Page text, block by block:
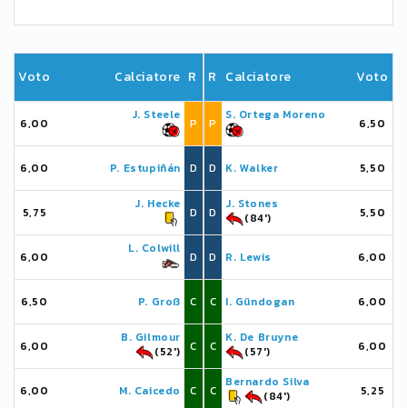
Voto Calciatore R
6,00
J. Steele
P
6,00 P. Estupiñán D
5,75
J. Hecke
D
6,00
L. Colwill
D
6,50 P. Groß C
6,00
B. Gilmour
(52')
C
6,00 M. Caicedo C
R Calciatore Voto
P
S. Ortega Moreno
6,50
D K. Walker 5,50
D
J. Stones
(84')
5,50
D R. Lewis 6,00
C I. Gündogan 6,00
C
K. De Bruyne
(57')
6,00
C
Bernardo Silva
(84')
5,25